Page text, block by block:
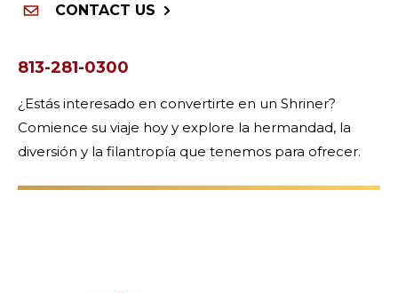
CONTACT US
813-281-0300
¿Estás interesado en convertirte en un Shriner?
Comience su viaje hoy y explore la hermandad, la
diversión y la filantropía que tenemos para ofrecer.